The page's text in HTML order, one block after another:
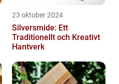
23 oktober 2024
Silversmide: Ett
Traditionellt och Kreativt
Hantverk